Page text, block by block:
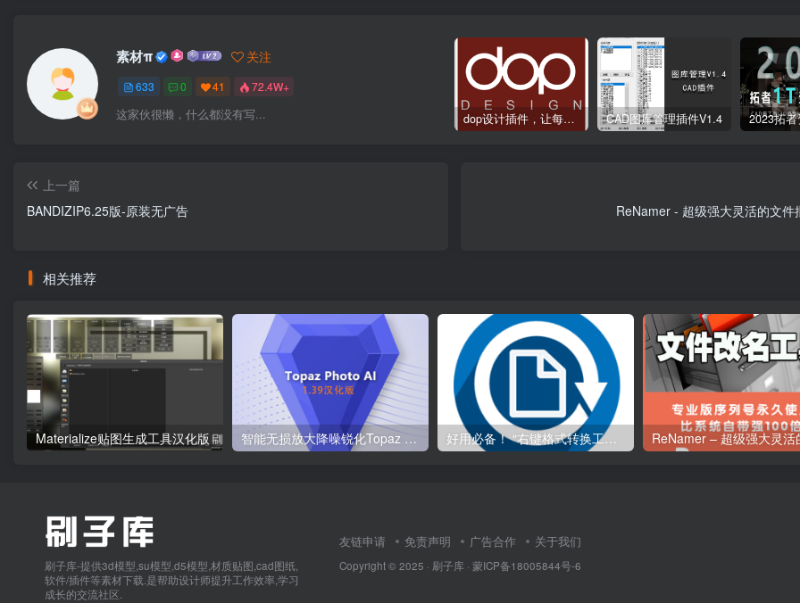
素材π 关注
633 0 41 72.4W+
这家伙很懒，什么都没有写... dop设计插件，让每个设计师都能享受到CAD制图的乐趣 CAD图库管理插件V1.4
上一篇
BANDIZIP6.25版-原装无广告
ReNamer - 超级强大灵活的文件
相关推荐
Materialize贴图生成工具汉化版 智能无损放大降噪锐化Topaz Photo AI 1.39汉化版 好用必备！ “右键格式转换工具” File Converter（汉化版）
刷子库-提供3d模型,su模型,d5模型,材质贴图,cad图纸,
软件/插件等素材下载.是帮助设计师提升工作效率,学习
成长的交流社区.
友链申请 免责声明 广告合作 关于我们
Copyright © 2025 · 刷子库 · 蒙ICP备18005844号-6